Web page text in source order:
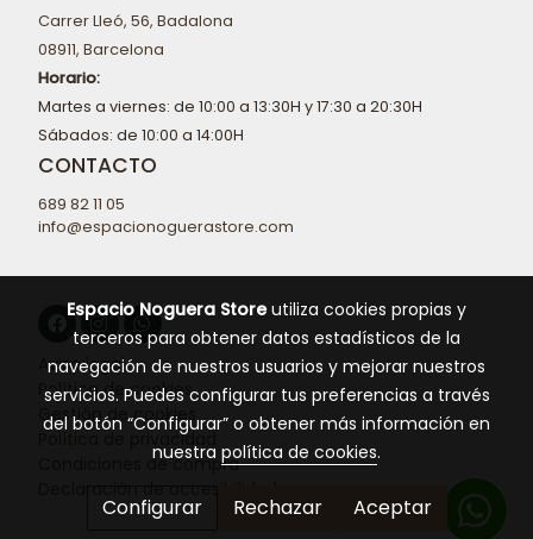
Carrer Lleó, 56, Badalona
08911, Barcelona
Horario:
Martes a viernes: de 10:00 a 13:30H y 17:30 a 20:30H
Sábados: de 10:00 a 14:00H
CONTACTO
689 82 11 05
info@espacionoguerastore.com
Aviso legal
Política de cookies
Gestión de cookies
Política de privacidad
Condiciones de compra
Espacio Noguera Storeutiliza cookies propias y
terceros para obtener datos estadísticos de la
navegación de nuestros usuarios y mejorar nuestros
servicios. Puedes configurar tus preferencias a través
del botón “Configurar” o obtener más información en
nuestra política de cookies.
Configurar Rechazar Aceptar